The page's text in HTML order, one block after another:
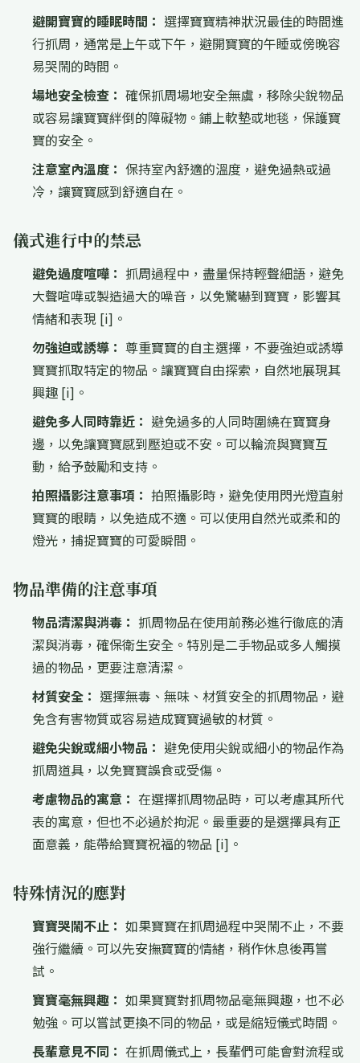
避開寶寶的睡眠時間： 選擇寶寶精神狀況最佳的時間進
行抓周，通常是上午或下午，避開寶寶的午睡或傍晚容
易哭鬧的時間。
場地安全檢查： 確保抓周場地安全無虞，移除尖銳物品
或容易讓寶寶絆倒的障礙物。鋪上軟墊或地毯，保護寶
寶的安全。
注意室內溫度： 保持室內舒適的溫度，避免過熱或過
冷，讓寶寶感到舒適自在。
儀式進行中的禁忌
避免過度喧嘩： 抓周過程中，盡量保持輕聲細語，避免
大聲喧嘩或製造過大的噪音，以免驚嚇到寶寶，影響其
情緒和表現 [i]。
勿強迫或誘導： 尊重寶寶的自主選擇，不要強迫或誘導
寶寶抓取特定的物品。讓寶寶自由探索，自然地展現其
興趣 [i]。
避免多人同時靠近： 避免過多的人同時圍繞在寶寶身
邊，以免讓寶寶感到壓迫或不安。可以輪流與寶寶互
動，給予鼓勵和支持。
拍照攝影注意事項： 拍照攝影時，避免使用閃光燈直射
寶寶的眼睛，以免造成不適。可以使用自然光或柔和的
燈光，捕捉寶寶的可愛瞬間。
物品準備的注意事項
物品清潔與消毒： 抓周物品在使用前務必進行徹底的清
潔與消毒，確保衛生安全。特別是二手物品或多人觸摸
過的物品，更要注意清潔。
材質安全： 選擇無毒、無味、材質安全的抓周物品，避
免含有害物質或容易造成寶寶過敏的材質。
避免尖銳或細小物品： 避免使用尖銳或細小的物品作為
抓周道具，以免寶寶誤食或受傷。
考慮物品的寓意： 在選擇抓周物品時，可以考慮其所代
表的寓意，但也不必過於拘泥。最重要的是選擇具有正
面意義，能帶給寶寶祝福的物品 [i]。
特殊情況的應對
寶寶哭鬧不止： 如果寶寶在抓周過程中哭鬧不止，不要
強行繼續。可以先安撫寶寶的情緒，稍作休息後再嘗
試。
寶寶毫無興趣： 如果寶寶對抓周物品毫無興趣，也不必
勉強。可以嘗試更換不同的物品，或是縮短儀式時間。
長輩意見不同： 在抓周儀式上，長輩們可能會對流程或